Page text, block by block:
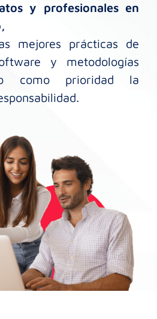
y profesionales en
mejores prácticas de
y metodologías
como prioridad la